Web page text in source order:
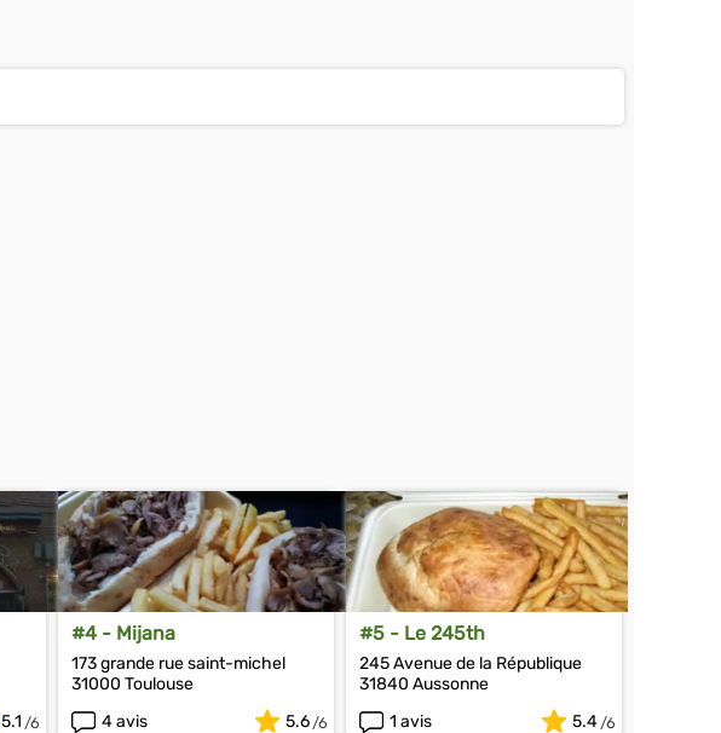
5.1
#4 - Mijana
173 grande rue saint-michel
31000 Toulouse
4 avis
5.6
#5 - Le 245th
245 Avenue de la République
31840 Aussonne
1 avis
5.4